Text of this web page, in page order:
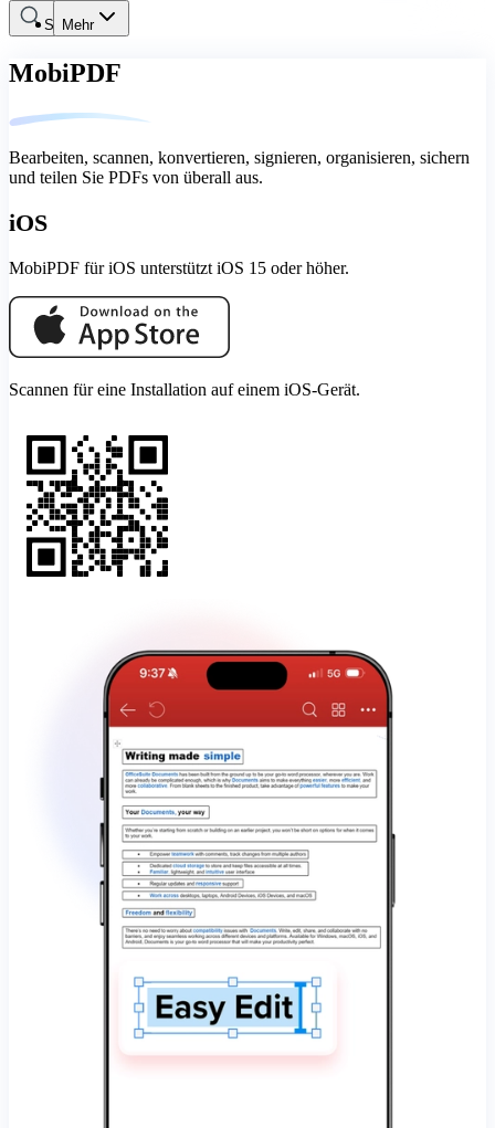
Mehr
Suche
MobiPDF
Bearbeiten, scannen, konvertieren, signieren, organisieren, sichern
und teilen Sie PDFs von überall aus.
iOS
MobiPDF für iOS unterstützt iOS 15 oder höher.
Scannen für eine Installation auf einem iOS-Gerät.